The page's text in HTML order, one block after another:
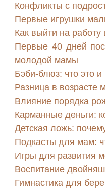
Конфликты с
Первые игрушки
Как выйти на работу
Первые 40 дней
молодой мамы
Бэби-блюз: что это и
Разница в
Влияние порядка
Карманные деньги:
Детская ложь:
Подкасты для мам:
Игры для развития
Воспитание
Гимнастика для